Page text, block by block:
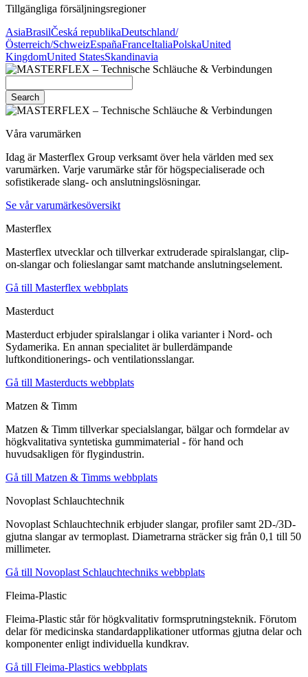
Tillgängliga försäljningsregioner
AsiaBrasilČeská republikaDeutschland/
Österreich/SchweizEspañaFranceItaliaPolskaUnited
KingdomUnited StatesSkandinavia
Search
Våra varumärken
Idag är Masterflex Group verksamt över hela världen med sex
varumärken. Varje varumärke står för högspecialiserade och
sofistikerade slang- och anslutningslösningar.
Se vår varumärkesöversikt
Masterflex
Masterflex utvecklar och tillverkar extruderade spiralslangar, clip-
on-slangar och folieslangar samt matchande anslutningselement.
Gå till Masterflex webbplats
Masterduct
Masterduct erbjuder spiralslangar i olika varianter i Nord- och
Sydamerika. En annan specialitet är bullerdämpande
luftkonditionerings- och ventilationsslangar.
Gå till Masterducts webbplats
Matzen & Timm
Matzen & Timm tillverkar specialslangar, bälgar och formdelar av
högkvalitativa syntetiska gummimaterial - för hand och
huvudsakligen för flygindustrin.
Gå till Matzen & Timms webbplats
Novoplast Schlauchtechnik
Novoplast Schlauchtechnik erbjuder slangar, profiler samt 2D-/3D-
gjutna slangar av termoplast. Diametrarna sträcker sig från 0,1 till 50
millimeter.
Gå till Novoplast Schlauchtechniks webbplats
Fleima-Plastic
Fleima-Plastic står för högkvalitativ formsprutningsteknik. Förutom
delar för medicinska standardapplikationer utformas gjutna delar och
komponenter enligt individuella kundkrav.
Gå till Fleima-Plastics webbplats